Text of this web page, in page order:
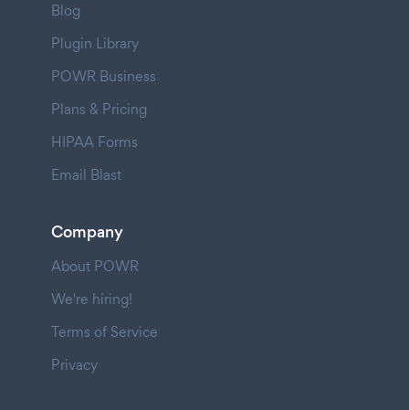
Blog
Plugin Library
POWR Business
Plans & Pricing
HIPAA Forms
Email Blast
Company
About POWR
We're hiring!
Terms of Service
Privacy